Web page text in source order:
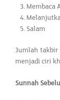
Membaca
Salam
Jumlah takbir
menjadi ciri
Sunnah